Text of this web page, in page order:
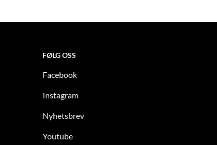
FØLG OSS
Facebook
Instagram
Nyhetsbrev
Youtube